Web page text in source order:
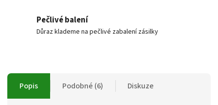
Pečlivé balení
Důraz klademe na pečlivé zabalení zásilky
Popis Podobné (6) Diskuze